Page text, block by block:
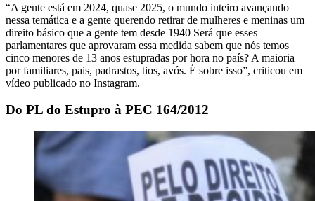
“A gente está em 2024, quase 2025, o mundo inteiro avançando
nessa temática e a gente querendo retirar de mulheres e meninas um
direito básico que a gente tem desde 1940 Será que esses
parlamentares que aprovaram essa medida sabem que nós temos
cinco menores de 13 anos estupradas por hora no país? A maioria
por familiares, pais, padrastos, tios, avós. É sobre isso”, criticou em
vídeo publicado no Instagram.
Do PL do Estupro à PEC 164/2012